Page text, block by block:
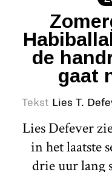
de
gaat
Tekst Lies T.
Lies Defever
in het laatste
drie uur lang